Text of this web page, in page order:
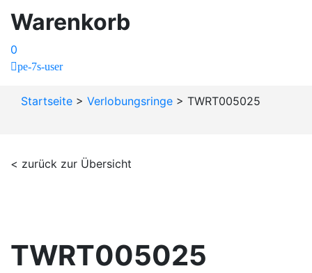
Warenkorb
0
pe-7s-user
Startseite > Verlobungsringe > TWRT005025
< zurück zur Übersicht
TWRT005025